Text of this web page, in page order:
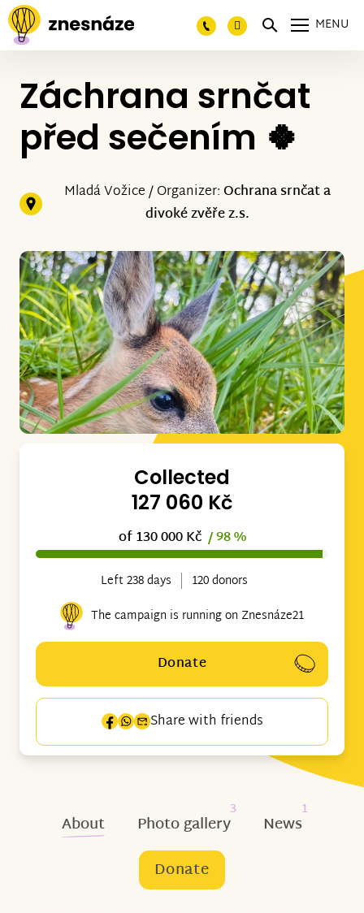
MENU
Záchrana srnčat
před sečením 🍀
Mladá Vožice / Organizer:Ochrana srnčat a
divoké zvěře z.s.
Collected
127 060 Kč
of 130 000 Kč / 98 %
Left 238 days
120 donors
The campaign is running on Znesnáze21
Donate
Share with friends
About Photo gallery
3
News
1
Donate